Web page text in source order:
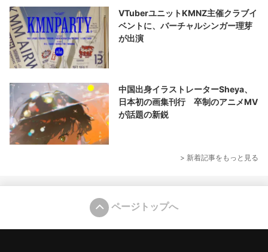
VTuberユニットKMNZ主催クラブイ
ベントに、バーチャルシンガー理芽
が出演
中国出身イラストレーターSheya、
日本初の画集刊行 卒制のアニメMV
が話題の新鋭
> 新着記事をもっと見る
ページトップへ